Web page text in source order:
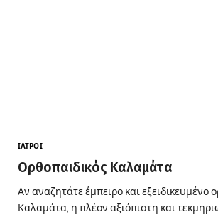
ΙΑΤΡΟΊ
Ορθοπαιδικός Καλαμάτα
Αν αναζητάτε έμπειρο και εξειδικευμένο
Καλαμάτα, η πλέον αξιόπιστη και